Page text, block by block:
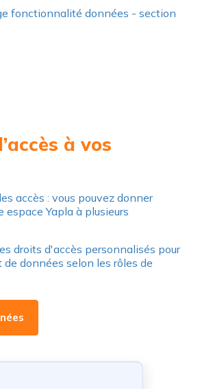
à vos
accès : vous pouvez donner
espace Yapla à plusieurs
droits d'accès personnalisés pour
de données selon les rôles de